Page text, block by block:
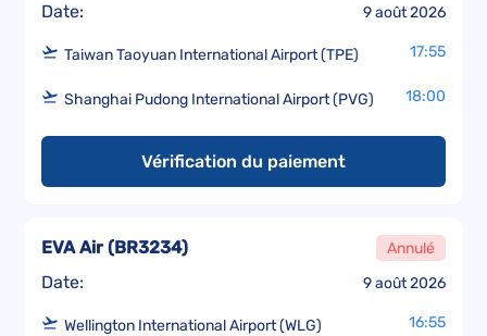
Date: 9 août 2026
Taiwan Taoyuan International Airport (TPE) 17:55
Shanghai Pudong International Airport (PVG) 18:00
Vérification du paiement
Date: 9 août 2026
EVA Air(BR3234) Annulé
Wellington International Airport (WLG) 16:55